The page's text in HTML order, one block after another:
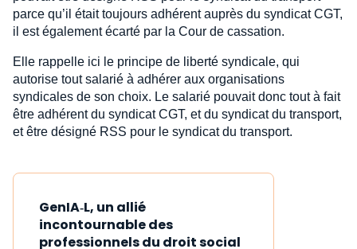
parce qu’il était toujours adhérent auprès du syndicat CGT,
il est également écarté par la Cour de cassation.
Elle rappelle ici le principe de liberté syndicale, qui
autorise tout salarié à adhérer aux organisations
syndicales de son choix. Le salarié pouvait donc tout à fait
être adhérent du syndicat CGT, et du syndicat du transport,
et être désigné RSS pour le syndicat du transport.
GenIA‑L, un allié
incontournable des
professionnels du droit social